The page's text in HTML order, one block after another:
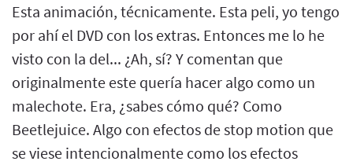
Esta animación, técnicamente. Esta peli, yo tengo
por ahí el DVD con los extras. Entonces me lo he
visto con la del... ¿Ah, sí? Y comentan que
originalmente este quería hacer algo como un
malechote. Era, ¿sabes cómo qué? Como
Beetlejuice. Algo con efectos de stop motion que
se viese intencionalmente como los efectos